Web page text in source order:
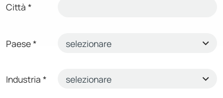
Città *
Paese*
Industria *